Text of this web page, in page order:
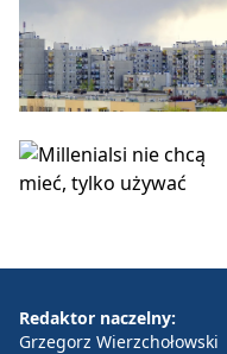
Redaktor naczelny:
Grzegorz Wierzchołowski